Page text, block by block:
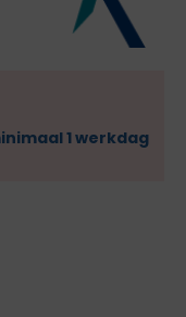
1 werkdag